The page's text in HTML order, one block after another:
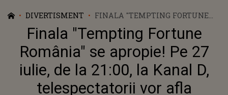
DIVERTISMENT
FINALA "TEMPTING FORTUNE
ROMÂNIA" SE APROPIE! PE 27
IULIE, DE LA 21:00, LA KANAL D,
TELESPECTATORII VOR AFLA
DEZNODĂMÂNTUL ACESTUI
EXPERIMENT SOCIAL UNIC
Finala "Tempting Fortune
România" se apropie! Pe 27
iulie, de la 21:00, la Kanal D,
telespectatorii vor afla